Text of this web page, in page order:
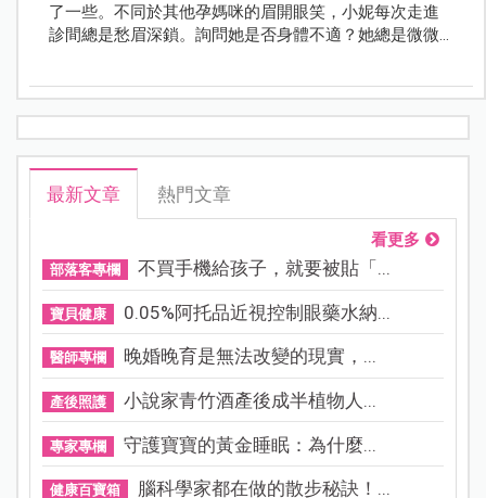
了一些。不同於其他孕媽咪的眉開眼笑，小妮每次走進
診間總是愁眉深鎖。詢問她是否身體不適？她總是微微
只會哭！問她怎麼了又不講！」。聽完了媽媽的一番
最新文章 熱門文章
看更多
部落客專欄 不買手機給孩子，就要被貼「...
寶貝健康 0.05%阿托品近視控制眼藥水納...
醫師專欄 晚婚晚育是無法改變的現實，...
產後照護 小說家青竹酒產後成半植物人...
專家專欄 守護寶寶的黃金睡眠：為什麼...
健康百寶箱 腦科學家都在做的散步秘訣！...